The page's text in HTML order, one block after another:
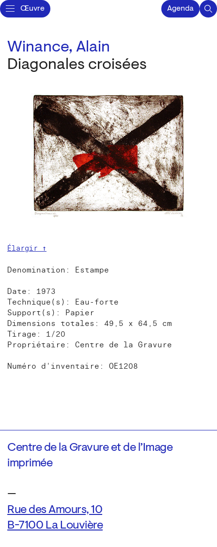
Œuvre Agenda
Winance, Alain
Diagonales croisées
Élargir ↑
Denomination: Estampe
Date: 1973
Technique(s): Eau-forte
Support(s): Papier
Dimensions totales: 49,5 x 64,5 cm
Tirage: 1/20
Propriétaire: Centre de la Gravure
Numéro d'inventaire: OE1208
Centre de la Gravure et de l’Image
imprimée
—
Rue des Amours, 10
B-7100 La Louvière